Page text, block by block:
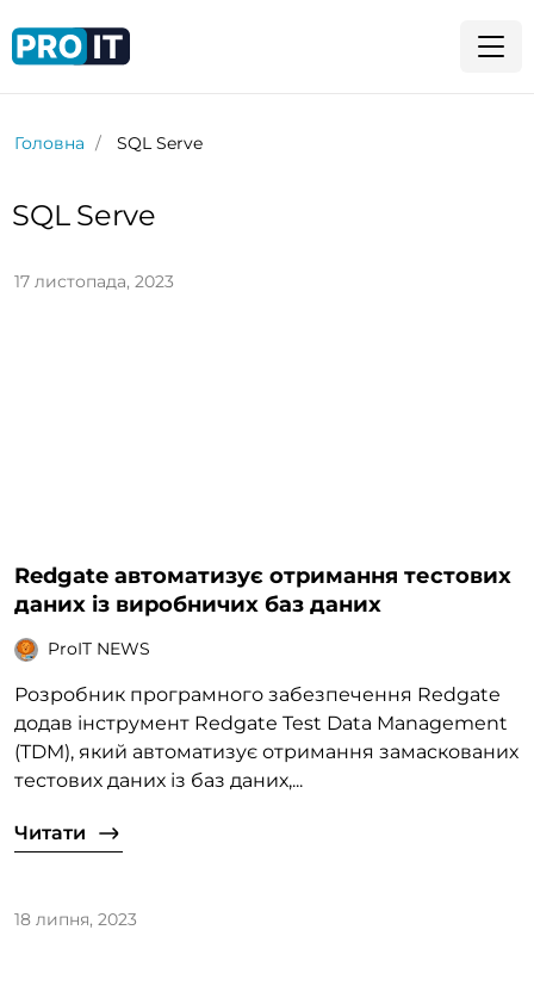
Головна SQL Serve
SQL Serve
17 листопада, 2023
Redgate автоматизує отримання тестових
даних із виробничих баз даних
ProIT NEWS
Розробник програмного забезпечення Redgate
додав інструмент Redgate Test Data Management
(TDM), який автоматизує отримання замаскованих
тестових даних із баз даних,...
Читати
18 липня, 2023